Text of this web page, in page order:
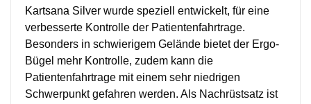
Kartsana Silver wurde speziell entwickelt, für eine
verbesserte Kontrolle der Patientenfahrtrage.
Besonders in schwierigem Gelände bietet der Ergo-
Bügel mehr Kontrolle, zudem kann die
Patientenfahrtrage mit einem sehr niedrigen
Schwerpunkt gefahren werden. Als Nachrüstsatz ist